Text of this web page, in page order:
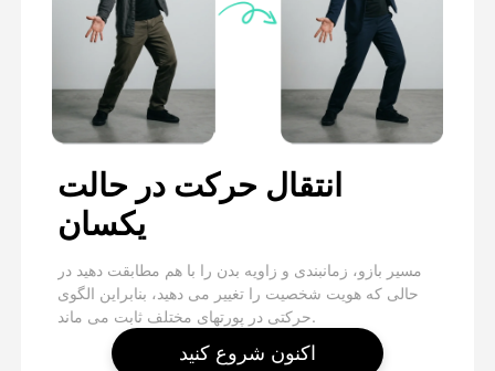
انتقال حرکت در حالت
یکسان
مسیر بازو، زمانبندی و زاویه بدن را با هم مطابقت دهید در
حالی که هویت شخصیت را تغییر می دهید، بنابراین الگوی
حرکتی در پورتهای مختلف ثابت می ماند.
اکنون شروع کنید